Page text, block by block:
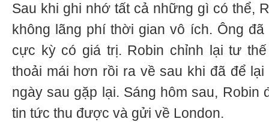
Sau khi ghi nhớ tất cả những gì có thể,
không lãng phí thời gian vô ích. Ông
cực kỳ có giá trị. Robin chỉnh lại tư
thoải mái hơn rồi ra về sau khi đã để
ngày sau gặp lại. Sáng hôm sau, Robin
tin tức thu được và gửi về London.